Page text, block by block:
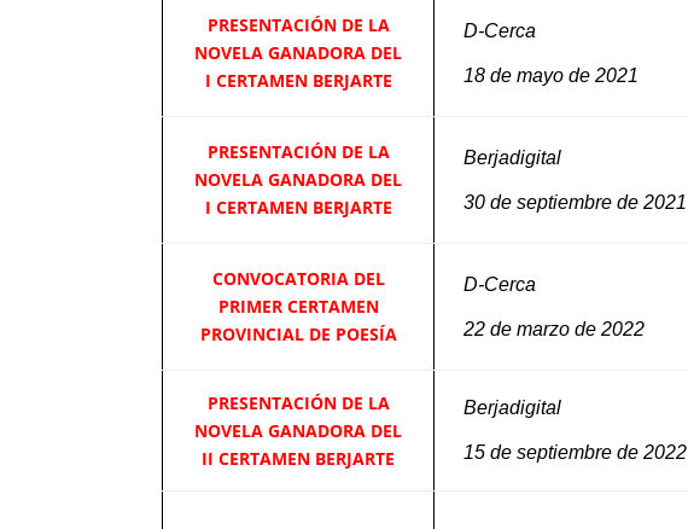
PRESENTACIÓN DE LA
NOVELA GANADORA DEL
I CERTAMEN BERJARTE
D-Cerca
18 de mayo de 2021
PRESENTACIÓN DE LA
NOVELA GANADORA DEL
I CERTAMEN BERJARTE
Berjadigital
30 de septiembre de 2021
CONVOCATORIA DEL
PRIMER CERTAMEN
PROVINCIAL DE POESÍA
D-Cerca
22 de marzo de 2022
PRESENTACIÓN DE LA
NOVELA GANADORA DEL
II CERTAMEN BERJARTE
Berjadigital
15 de septiembre de 2022